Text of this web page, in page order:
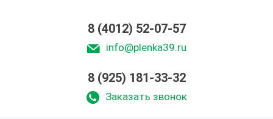
8 (4012) 52-07-57
info@plenka39.ru
8 (925) 181-33-32
Заказать звонок